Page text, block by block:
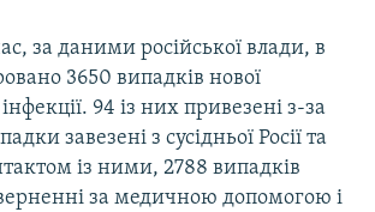
за даними російської влади, в
3650 випадків нової
94 із них привезені з-за
завезені з сусідньої Росії та
із ними, 2788 випадків
за медичною допомогою і